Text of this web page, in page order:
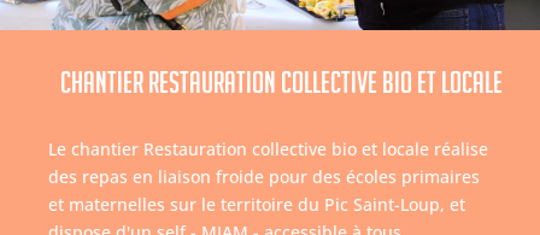
Chantier Restauration collective bio et locale
Le chantier Restauration collective bio et locale réalise
des repas en liaison froide pour des écoles primaires
et maternelles sur le territoire du Pic Saint-Loup, et